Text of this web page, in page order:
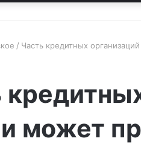
/ Часть кредитных
может